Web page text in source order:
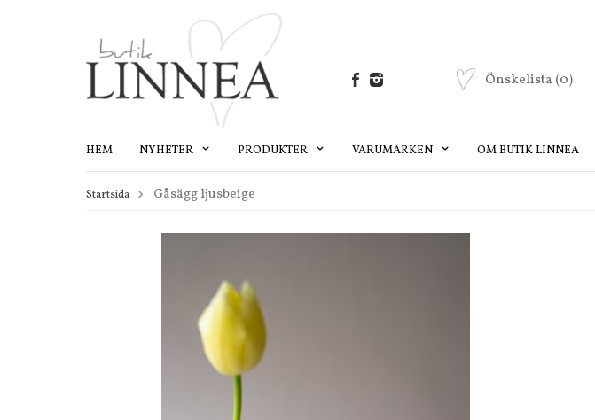
Önskelista (0)
HEM NYHETER PRODUKTER VARUMÄRKEN OM BUTIK LINNEA
Startsida Gåsägg ljusbeige